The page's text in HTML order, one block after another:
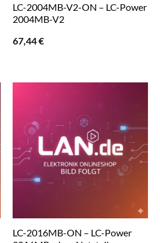
LC-2004MB-V2-ON – LC-Power
2004MB-V2
67,44€
LC-2016MB-ON – LC-Power